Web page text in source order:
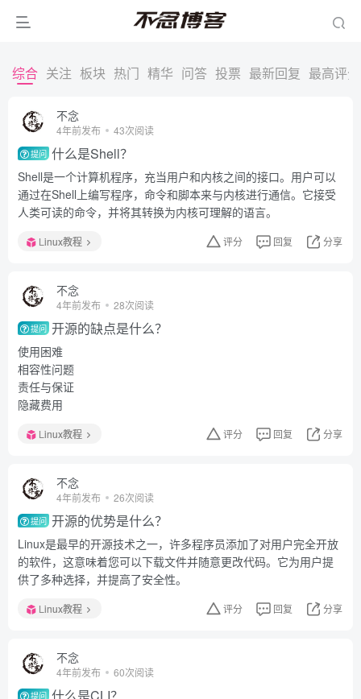
综合 关注 板块 热门 精华 问答 投票 最新回复 最高评分
不念
4年前发布 43次阅读
提问 什么是Shell？
Shell是一个计算机程序，充当用户和内核之间的接口。用户可以
通过在Shell上编写程序，命令和脚本来与内核进行通信。它接受
人类可读的命令，并将其转换为内核可理解的语言。
Linux教程 评分 回复 分享
不念
4年前发布 28次阅读
提问 开源的缺点是什么？
使用困难
相容性问题
责任与保证
隐藏费用
Linux教程 评分 回复 分享
不念
4年前发布 26次阅读
提问 开源的优势是什么？
Linux是最早的开源技术之一，许多程序员添加了对用户完全开放
的软件，这意味着您可以下载文件并随意更改代码。它为用户提
供了多种选择，并提高了安全性。
Linux教程 评分 回复 分享
不念
4年前发布 60次阅读
提问